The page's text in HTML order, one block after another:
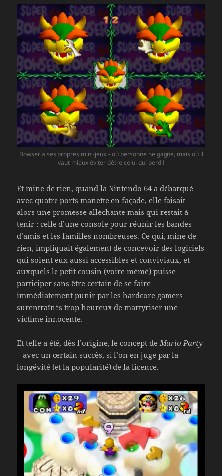
Bowser a ses propres mini-jeux – où personne ne gagne, mais où il
vaut mieux éviter d’être celui qui perd !
Et mine de rien, quand la Nintendo 64 a débarqué
avec quatre ports manette en façade, elle faisait
alors une promesse alléchante mais qui restait à
tenir : celle d’une console pour réunir les bandes
d’amis et les familles nombreuses. Ce qui, mine de
rien, impliquait également de concevoir des logiciels
qui soient eux aussi accessibles et conviviaux, et
auxquels le petit cousin (voire mémé) puisse
participer sans être certain de se faire
immédiatement punir par les hardcore gamers
surentraînés trop heureux de martyriser une
victime innocente.
Et telle a été, dès l’origine, le concept deMario Party
– avec un certain succès, si l’on en juge par la
longévité (et la popularité) de la licence.